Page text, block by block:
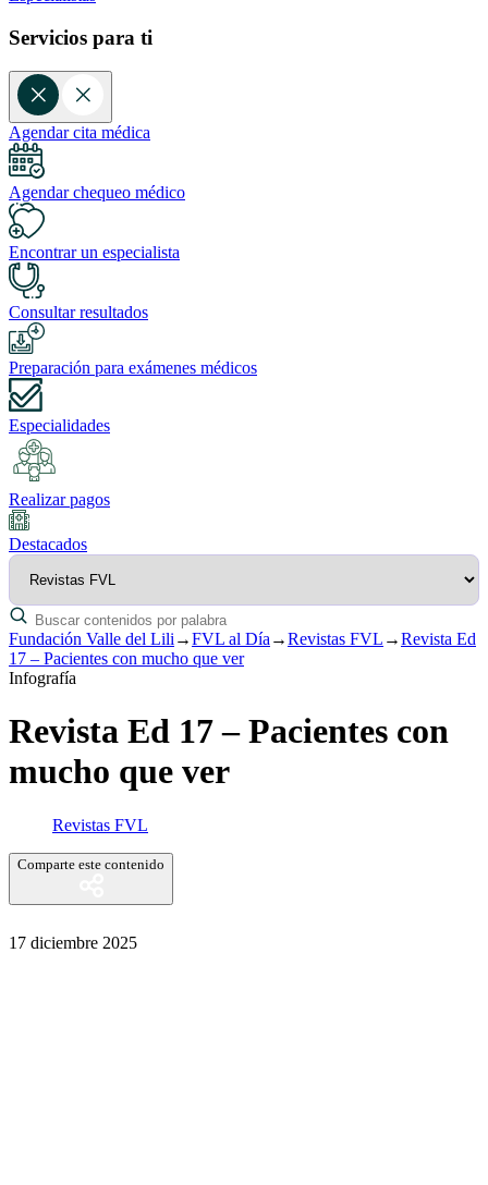
Servicios para ti
Agendar cita médica
Agendar chequeo médico
Encontrar un especialista
Consultar resultados
Preparación para exámenes médicos
Especialidades
Realizar pagos
Destacados
Fundación Valle del Lili →FVL al Día →Revistas FVL →Revista Ed
17 – Pacientes con mucho que ver
Infografía
Revista Ed 17 – Pacientes con
mucho que ver
Revistas FVL
Comparte este contenido
17 diciembre 2025